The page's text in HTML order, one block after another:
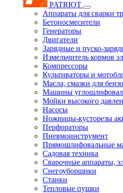
PATRIOT
Аппараты для сварки
Бетоносмесители
Генераторы
Двигатели
Зарядные и пуско-
Измельчитель кормов
Компрессоры
Культиваторы и
Масла, смазки для
Машины
Мойки высокого
Насосы
Ножницы-кусторезы
Перфораторы
Пневмоинструмент
Прямошлифовальные
Садовая техника
Сварочные аппараты,
Снегоуборщики
Станки
Тепловые пушки